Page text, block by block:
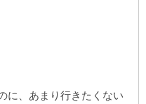
に、あまり行きたくない